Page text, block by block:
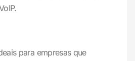
para empresas que